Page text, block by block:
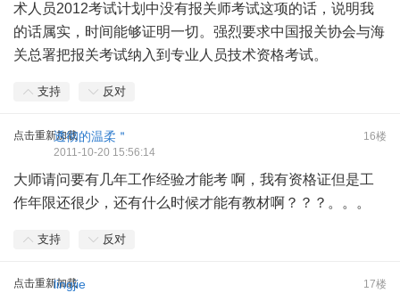
术人员2012考试计划中没有报关师考试这项的话，说明我
的话属实，时间能够证明一切。强烈要求中国报关协会与海
关总署把报关考试纳入到专业人员技术资格考试。
支持 反对
点击重新加载 16楼
透彻的温柔＂
2011-10-20 15:56:14
大师请问要有几年工作经验才能考 啊，我有资格证但是工
作年限还很少，还有什么时候才能有教材啊？？？。。。
支持 反对
点击重新加载 17楼
lingjie